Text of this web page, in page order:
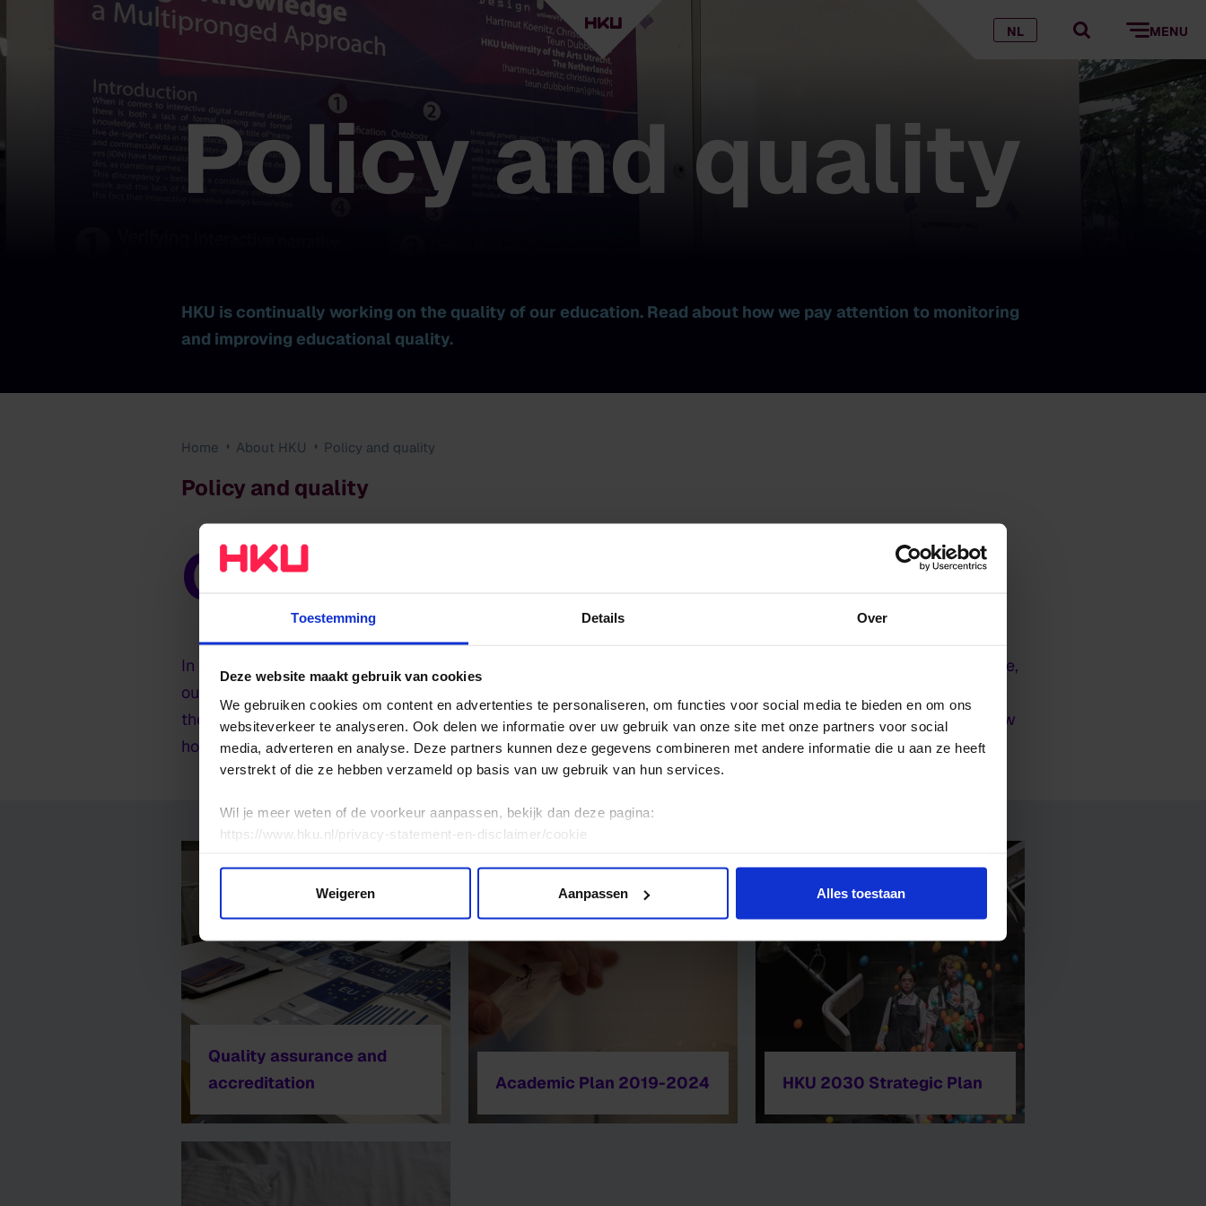
Toestemming Details Over
Deze website maakt gebruik van cookies
We gebruiken cookies om content en advertenties te personaliseren, om functies voor social media te bieden en om ons
websiteverkeer te analyseren. Ook delen we informatie over uw gebruik van onze site met onze partners voor social
media, adverteren en analyse. Deze partners kunnen deze gegevens combineren met andere informatie die u aan ze heeft
verstrekt of die ze hebben verzameld op basis van uw gebruik van hun services.
Wil je meer weten of de voorkeur aanpassen, bekijk dan deze pagina:
https://www.hku.nl/privacy-statement-en-disclaimer/cookie
Weigeren Aanpassen Alles toestaan
NL MENU
Policy and quality
HKU is continually working on the quality of our education. Read about how we pay attention to monitoring
and improving educational quality.
Home About HKU Policy and quality
Policy and quality
Policy and
quality
Quality
In order to maintain and improve the quality of our education, HKU works within certain parameters. For example,
our Academic Plan formulates various themes that reflect our ambitions. And in our annual reports, we evaluate
the most important events and developments within HKU. Read on to see all the documents and texts that show
how HKU is working on the quality of our education.
Quality assurance and
accreditation
Academic Plan 2019-2024 HKU 2030 Strategic Plan